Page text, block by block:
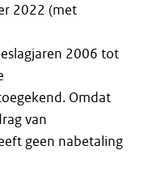
2022 (met
2006 tot
Omdat
van
geen nabetaling